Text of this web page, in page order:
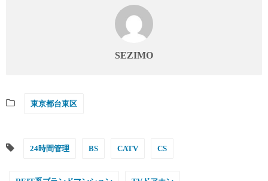
SEZIMO
東京都台東区
24時間管理 BS CATV CS